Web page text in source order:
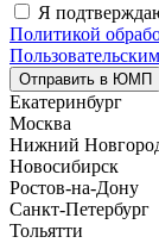
Я
Политикой
Отправить в ЮМП
Екатеринбург
Москва
Нижний
Новосибирск
Ростов-на-Дону
Санкт-Петербург
Тольятти